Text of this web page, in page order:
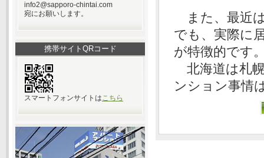
また、最近
でも、実際に
が特徴的です
北海道は札
ンション事情
info2@sapporo-chintai.com
宛にお願いします。
携帯サイトQRコード
スマートフォンサイトはこちら